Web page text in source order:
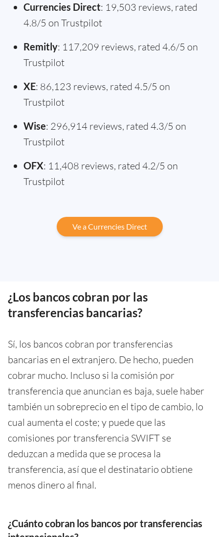
Currencies Direct: 19,503 reviews, rated
4.8/5 on Trustpilot
Remitly: 117,209 reviews, rated 4.6/5 on
Trustpilot
XE: 86,123 reviews, rated 4.5/5 on
Trustpilot
Wise: 296,914 reviews, rated 4.3/5 on
Trustpilot
OFX: 11,408 reviews, rated 4.2/5 on
Trustpilot
Ve a Currencies Direct
¿Los bancos cobran por las
transferencias bancarias?
Sí, los bancos cobran por transferencias
bancarias en el extranjero. De hecho, pueden
cobrar mucho. Incluso si la comisión por
transferencia que anuncian es baja, suele haber
también un sobreprecio en el tipo de cambio, lo
cual aumenta el coste; y puede que las
comisiones por transferencia SWIFT se
deduzcan a medida que se procesa la
transferencia, así que el destinatario obtiene
menos dinero al final.
¿Cuánto cobran los bancos por transferencias